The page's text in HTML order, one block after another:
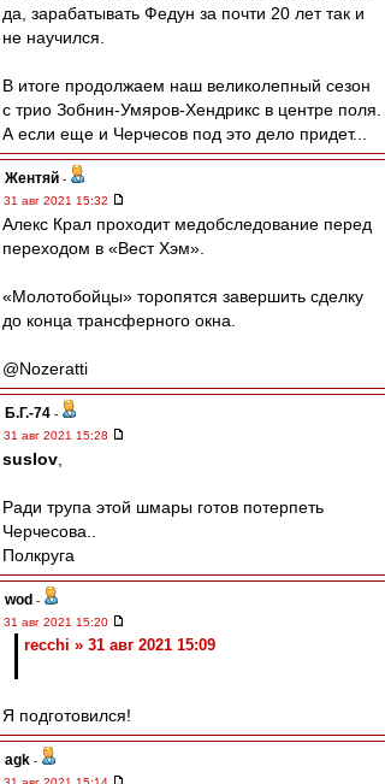
да, зарабатывать Федун за почти 20 лет так и
не научился.
В итоге продолжаем наш великолепный сезон
с трио Зобнин-Умяров-Хендрикс в центре поля.
А если еще и Черчесов под это дело придет...
Жентяй -
31 авг 2021 15:32
Алекс Крал проходит медобследование перед
переходом в «Вест Хэм».
«Молотобойцы» торопятся завершить сделку
до конца трансферного окна.
@Nozeratti
Б.Г.-74 -
31 авг 2021 15:28
suslov
Ради трупа этой шмары готов потерпеть
Черчесова..
Полкруга
wod -
31 авг 2021 15:20
recchi » 31 авг 2021 15:09
Я подготовился!
agk -